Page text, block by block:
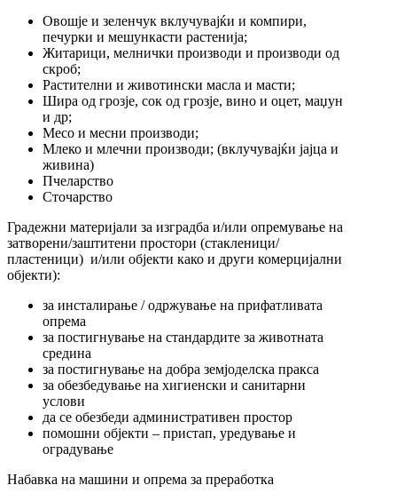
Овошје и зеленчук вклучувајќи и компири,
печурки и мешункасти растенија;
Житарици, мелнички производи и производи од
скроб;
Растителни и животински масла и масти;
Шира од грозје, сок од грозје, вино и оцет, маџун
и др;
Месо и месни производи;
Млеко и млечни производи; (вклучувајќи јајца и
живина)
Пчеларство
Сточарство
Градежни материјали за изградба и/или опремување на
затворени/заштитени простори (стакленици/
пластеници) и/или објекти како и други комерцијални
објекти):
за инсталирање / одржување на прифатливата
опрема
за постигнување на стандардите за животната
средина
за постигнување на добра земјоделска пракса
за обезбедување на хигиенски и санитарни
услови
да се обезбеди административен простор
помошни објекти – пристап, уредување и
оградување
Набавка на машини и опрема за преработка